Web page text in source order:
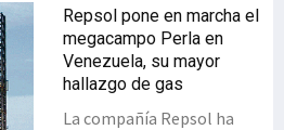
Repsol pone en marcha el
megacampo Perla en
Venezuela, su mayor
hallazgo de gas
La compañía Repsol ha